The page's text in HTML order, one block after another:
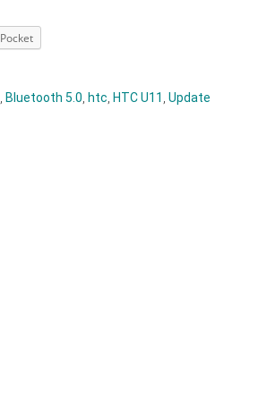
Pocket
Bluetooth 5.0 htc HTC U11 ,Update